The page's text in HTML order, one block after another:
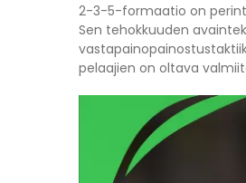
2-3-5-formaatio on
Sen tehokkuuden
pelaajien on oltava